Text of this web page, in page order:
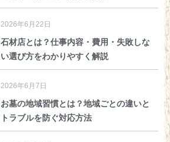
石材店とは？仕事内容・費用・失敗しな
い選び方をわかりやすく解説
2026年6月22日
お墓の地域習慣とは？地域ごとの違いと
トラブルを防ぐ対応方法
2026年6月7日